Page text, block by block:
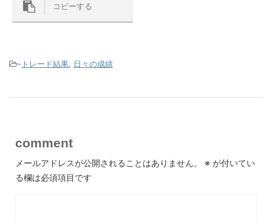
コピーする
- トレード結果, 日々の成績
comment
メールアドレスが公開されることはありません。 ※ が付いてい
る欄は必須項目です